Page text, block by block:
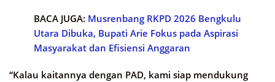
BACA JUGA: Musrenbang RKPD 2026 Bengkulu
Utara Dibuka, Bupati Arie Fokus pada Aspirasi
Masyarakat dan Efisiensi Anggaran
“Kalau kaitannya dengan PAD, kami siap mendukung